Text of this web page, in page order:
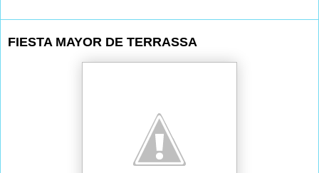
FIESTA MAYOR DE TERRASSA